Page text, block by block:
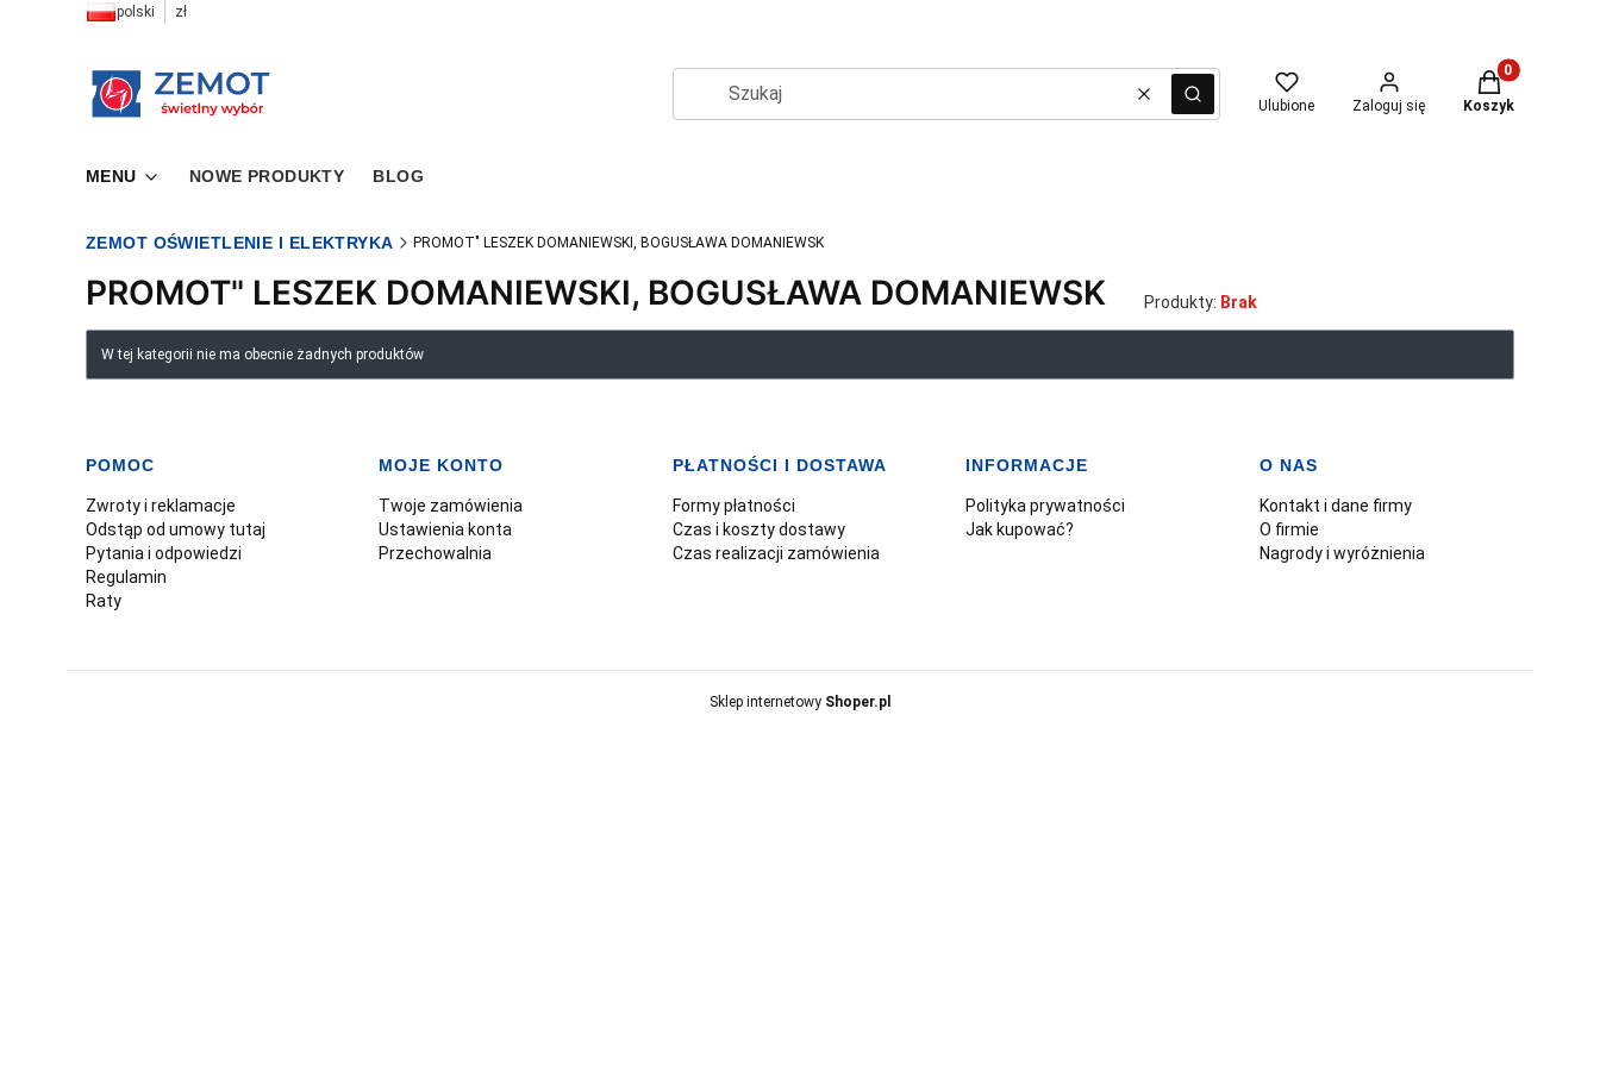
polski zł
WyczyśćSzukaj Ulubione Zaloguj się
Produkty w
Koszyk
MENU NOWE PRODUKTY BLOG
ZEMOT OŚWIETLENIE I ELEKTRYKA PROMOT" LESZEK DOMANIEWSKI, BOGUSŁAWA DOMANIEWSK
PROMOT" LESZEK DOMANIEWSKI, BOGUSŁAWA DOMANIEWSK Produkty: Brak
Lista produktów
W tej kategorii nie ma obecnie żadnych produktów
Linki w stopce
POMOC
Zwroty i reklamacje
Odstąp od umowy tutaj
Pytania i odpowiedzi
Regulamin
Raty
MOJE KONTO
Twoje zamówienia
Ustawienia konta
Przechowalnia
PŁATNOŚCI I DOSTAWA
Formy płatności
Czas i koszty dostawy
Czas realizacji zamówienia
INFORMACJE
Polityka prywatności
Jak kupować?
O NAS
Kontakt i dane firmy
O firmie
Nagrody i wyróżnienia
Sklep internetowy Shoper.pl